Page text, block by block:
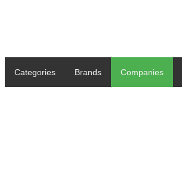
Categories Brands Companies